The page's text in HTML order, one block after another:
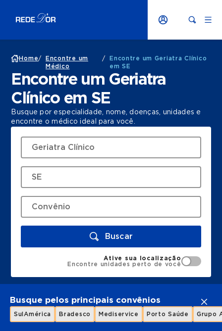
Home/
Encontre um
Médico
/
Encontre um Geriatra Clínico
em SE
Encontre um Geriatra
Clínico em SE
Busque por especialidade, nome, doenças, unidades e
encontre o médico ideal para você.
Buscar
Ative sua localização
Encontre unidades perto de você
Busque pelos principais convênios
SulAmérica Bradesco Mediservice Porto Saúde Grupo